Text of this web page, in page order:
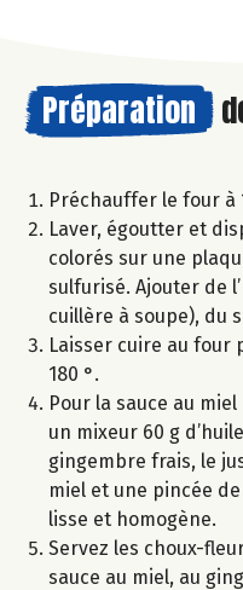
Préparation
Préchauffer le four à
Laver, égoutter et
colorés sur une
sulfurisé. Ajouter de
cuillère à soupe), du
Laisser cuire au four
180 °.
Pour la sauce au
un mixeur 60 g
gingembre frais, le
miel et une pincée
lisse et homogène.
Servez les choux-
sauce au miel, au